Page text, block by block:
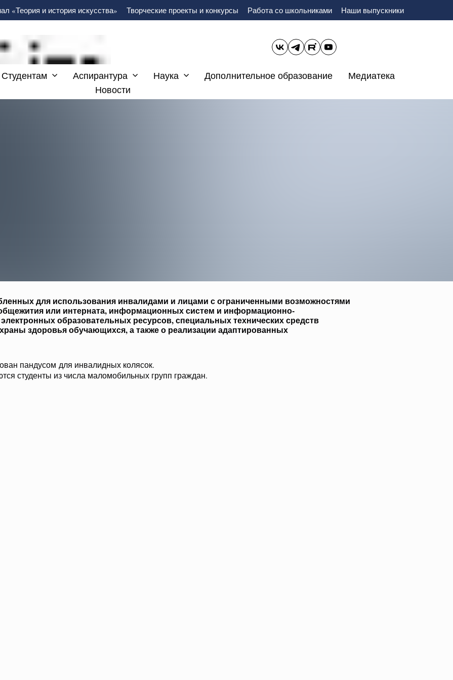
«Теория и история искусства» Творческие проекты и конкурсы Работа со школьниками Наши выпускники
Студентам Аспирантура Наука Дополнительное образование
Медиатека
Новости
пандусом для инвалидных колясок.
студенты из числа маломобильных групп граждан.
для использования инвалидами и лицами с ограниченными возможностями
или интерната, информационных систем и информационно-
образовательных ресурсов, специальных технических средств
здоровья обучающихся, а также о реализации адаптированных